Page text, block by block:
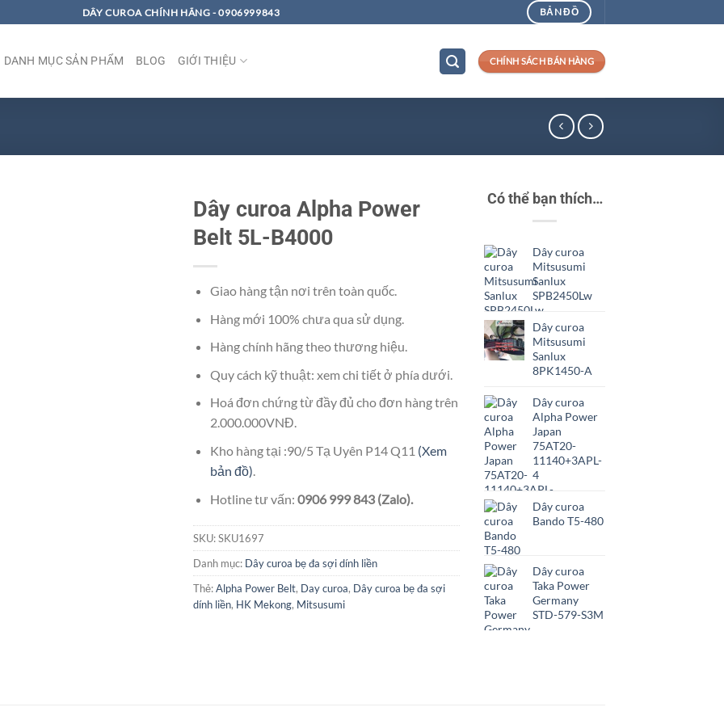
DÂY CUROA CHÍNH HÃNG - 0906999843 BẢN ĐỒ
DANH MỤC SẢN PHẨM BLOG GIỚI THIỆU CHÍNH SÁCH BÁN HÀNG
Dây curoa Alpha Power
Belt 5L-B4000
Giao hàng tận nơi trên toàn quốc.
Hàng mới 100% chưa qua sử dụng.
Hàng chính hãng theo thương hiệu.
Quy cách kỹ thuật: xem chi tiết ở phía dưới.
Hoá đơn chứng từ đầy đủ cho đơn hàng trên
2.000.000VNĐ.
Kho hàng tại :90/5 Tạ Uyên P14 Q11 (Xem
bản đồ).
Hotline tư vấn: 0906 999 843 (Zalo).
SKU:SKU1697
Danh mục: Dây curoa bẹ đa sợi dính liền
Thẻ:Alpha Power Belt, Day curoa, Dây curoa bẹ đa sợi
dính liền, HK Mekong, Mitsusumi
Có thể bạn thích…
Dây curoa
Mitsusumi
Sanlux
SPB2450Lw
Dây curoa
Mitsusumi
Sanlux
8PK1450-A
Dây curoa
Alpha Power
Japan
75AT20-
11140+3APL-
4
Dây curoa
Bando T5-480
Dây curoa
Taka Power
Germany
STD-579-S3M